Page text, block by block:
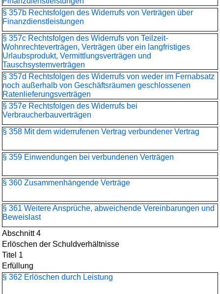
§ 357b Rechtsfolgen des Widerrufs von Verträgen über
Finanzdienstleistungen
§ 357c Rechtsfolgen des Widerrufs von Teilzeit-
Wohnrechteverträgen, Verträgen über ein langfristiges
Urlaubsprodukt, Vermittlungsverträgen und
Tauschsystemverträgen
§ 357d Rechtsfolgen des Widerrufs von weder im Fernabsatz
noch außerhalb von Geschäftsräumen geschlossenen
Ratenlieferungsverträgen
§ 357e Rechtsfolgen des Widerrufs bei
Verbraucherbauverträgen
§ 358 Mit dem widerrufenen Vertrag verbundener Vertrag
§ 359 Einwendungen bei verbundenen Verträgen
§ 360 Zusammenhängende Verträge
§ 361 Weitere Ansprüche, abweichende Vereinbarungen und
Beweislast
Abschnitt 4
Erlöschen der Schuldverhältnisse
Titel 1
Erfüllung
§ 362 Erlöschen durch Leistung